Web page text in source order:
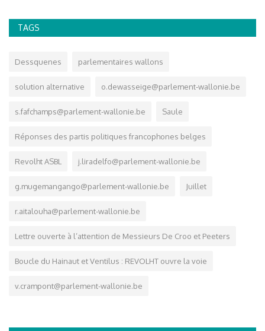
TAGS
Dessquenes parlementaires wallons
solution alternative o.dewasseige@parlement-wallonie.be
s.fafchamps@parlement-wallonie.be Saule
Réponses des partis politiques francophones belges
Revolht ASBL j.liradelfo@parlement-wallonie.be
g.mugemangango@parlement-wallonie.be Juillet
r.aitalouha@parlement-wallonie.be
Lettre ouverte à l’attention de Messieurs De Croo et Peeters
Boucle du Hainaut et Ventilus : REVOLHT ouvre la voie
v.crampont@parlement-wallonie.be